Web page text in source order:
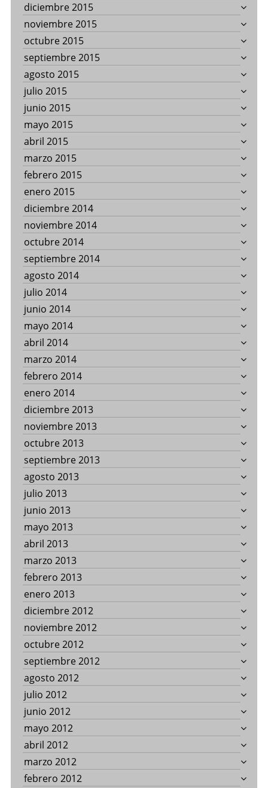
diciembre 2015
noviembre 2015
octubre 2015
septiembre 2015
agosto 2015
julio 2015
junio 2015
mayo 2015
abril 2015
marzo 2015
febrero 2015
enero 2015
diciembre 2014
noviembre 2014
octubre 2014
septiembre 2014
agosto 2014
julio 2014
junio 2014
mayo 2014
abril 2014
marzo 2014
febrero 2014
enero 2014
diciembre 2013
noviembre 2013
octubre 2013
septiembre 2013
agosto 2013
julio 2013
junio 2013
mayo 2013
abril 2013
marzo 2013
febrero 2013
enero 2013
diciembre 2012
noviembre 2012
octubre 2012
septiembre 2012
agosto 2012
julio 2012
junio 2012
mayo 2012
abril 2012
marzo 2012
febrero 2012